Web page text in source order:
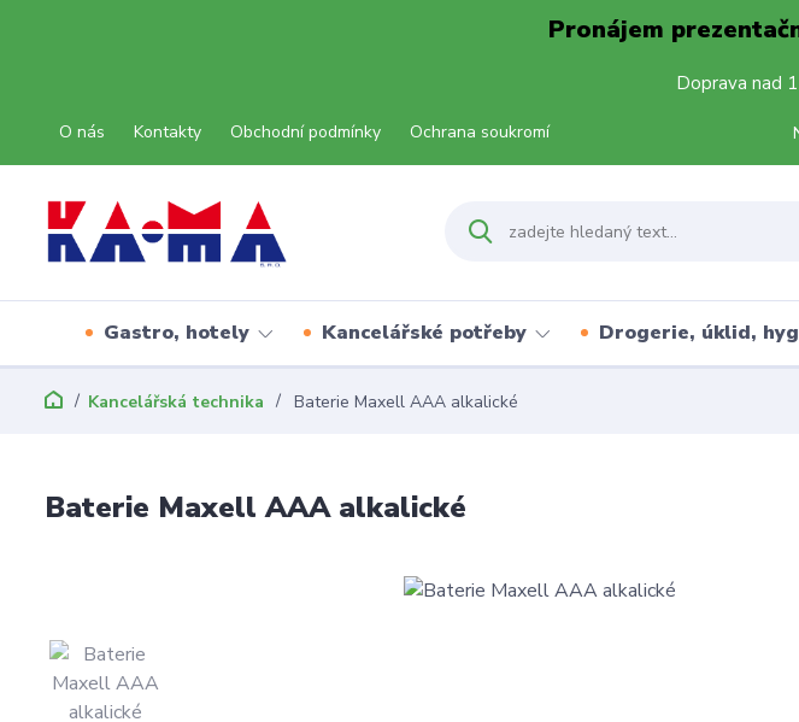
Pronájem
Doprava nad
O nás Kontakty Obchodní podmínky Ochrana soukromí
Gastro, hotely Kancelářské potřeby Drogerie, úklid,
Kancelářská technika Baterie Maxell AAA alkalické
Baterie Maxell AAA alkalické